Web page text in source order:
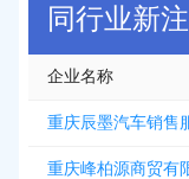
同行业新
企业名称
重庆辰墨汽车销售
重庆峰柏源商贸有